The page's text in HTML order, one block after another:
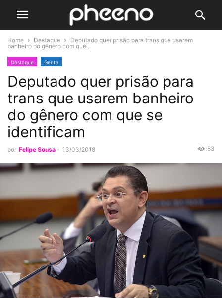
Home Destaque
Deputado quer prisão para trans que usarem
banheiro do gênero com que...
Destaque Gente
Deputado quer prisão para
trans que usarem banheiro
do gênero com que se
identificam
por Felipe Sousa - 13/03/2018 83